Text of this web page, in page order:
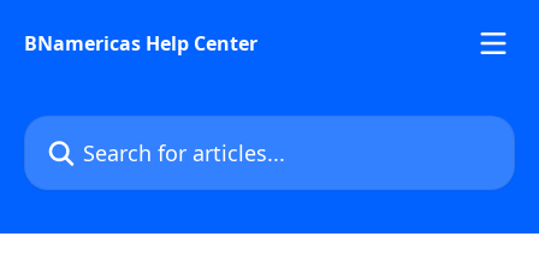
BNamericas Help Center
Search for articles...